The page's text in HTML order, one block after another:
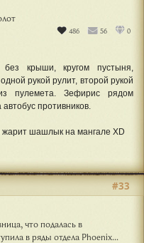
486 56 0
крыши, кругом пустыня,
рукой рулит, второй рукой
пулемета. Зефирис рядом
противников.
шашлык на мангале XD
что подалась в
в ряды отдела Phoenix...
#33